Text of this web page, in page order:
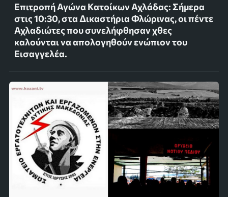
Επιτροπή Αγώνα Κατοίκων Αχλάδας: Σήμερα
στις 10:30, στα Δικαστήρια Φλώρινας, οι πέντε
Αχλαδιώτες που συνελήφθησαν χθες
καλούνται να απολογηθούν ενώπιον του
Εισαγγελέα.